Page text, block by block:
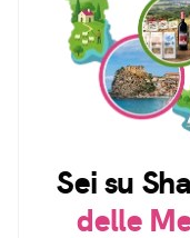
Sei su
delle